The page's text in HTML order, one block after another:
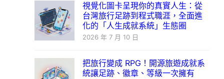
視覺化圖卡呈現你的真實人生：從
台灣旅行足跡到程式職涯，全面進
化的「人生成就系統」生態圈
2026 年 7 月 10 日
把旅行變成 RPG！開源旅遊成就系
統讓足跡、徽章、等級一次擁有